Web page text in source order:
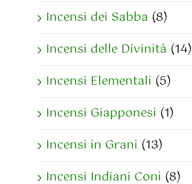
Incensi dei Sabba (8)
Incensi delle Divinità (14)
Incensi Elementali (5)
Incensi Giapponesi (1)
Incensi in Grani (13)
Incensi Indiani Coni (8)